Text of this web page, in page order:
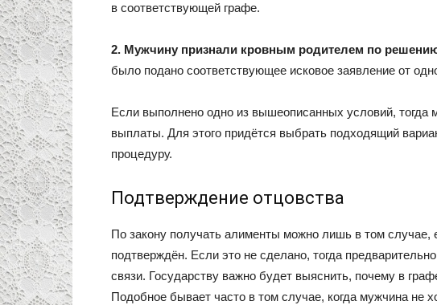
в соответствующей графе.
2. Мужчину признали кровным родителем по
было подано соответствующее исковое заявление от
Если выполнено одно из вышеописанных условий, тогда
выплаты. Для этого придётся выбрать подходящий
процедуру.
Подтверждение отцовства
По закону получать алименты можно лишь в том случае,
подтверждён. Если это не сделано, тогда
связи. Государству важно будет выяснить, почему в
Подобное бывает часто в том случае, когда мужчина не